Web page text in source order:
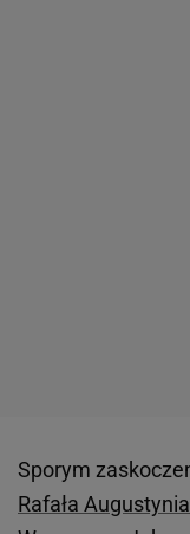
Sporym
Rafała